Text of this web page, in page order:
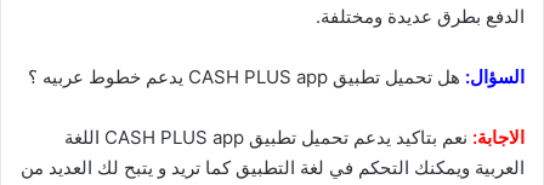
الدفع بطرق عديدة ومختلفة.
السؤال: هل تحميل تطبيق CASH PLUS app يدعم خطوط عربيه ؟
الاجابة:
نعم بتاكيد يدعم تحميل تطبيق CASH PLUS app اللغة
العربية ويمكنك التحكم في لغة التطبيق كما تريد و يتبح لك العديد من